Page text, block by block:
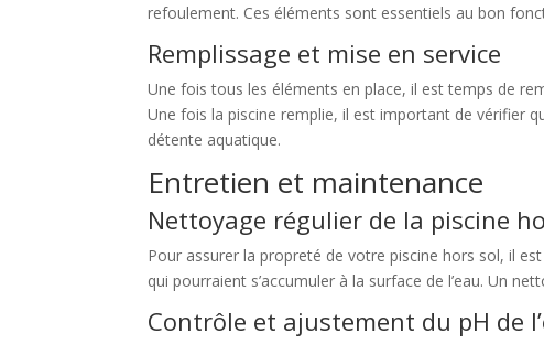
refoulement. Ces éléments sont essentiels au bon
Remplissage et mise en service
Une fois tous les éléments en place, il est temps de
Une fois la piscine remplie, il est important de vérifier
détente aquatique.
Entretien et maintenance
Nettoyage régulier de la piscine
Pour assurer la propreté de votre piscine hors sol, il
qui pourraient s’accumuler à la surface de l’eau. Un
Contrôle et ajustement du pH de